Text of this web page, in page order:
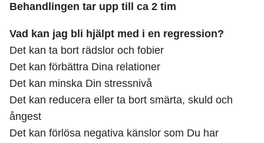
Behandlingen tar upp till ca 2 tim
Vad kan jag bli hjälpt med i en regression?
Det kan ta bort rädslor och fobier
Det kan förbättra Dina relationer
Det kan minska Din stressnivå
Det kan reducera eller ta bort smärta, skuld och
ångest
Det kan förlösa negativa känslor som Du har